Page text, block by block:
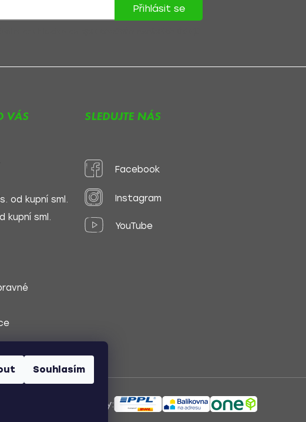
Souhlasím
Přihlásit se
VÁS
od kupní sml.
kupní sml.
SLEDUJTE NÁS
Facebook
Instagram
YouTube
Způsoby dopravy: